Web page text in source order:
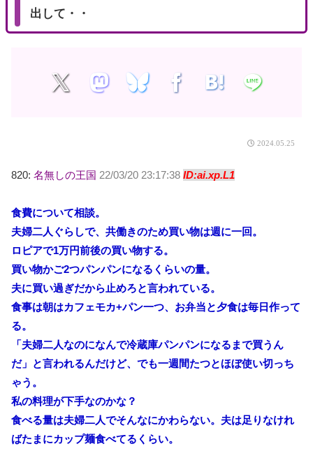
出して・・
2024.05.25
820: 名無しの王国 22/03/20 23:17:38 ID:ai.xp.L1
食費について相談。
夫婦二人ぐらしで、共働きのため買い物は週に一回。
ロピアで1万円前後の買い物する。
買い物かご2つパンパンになるくらいの量。
夫に買い過ぎだから止めろと言われている。
食事は朝はカフェモカ+パン一つ、お弁当と夕食は毎日作って
る。
「夫婦二人なのになんで冷蔵庫パンパンになるまで買うん
だ」と言われるんだけど、でも一週間たつとほぼ使い切っち
ゃう。
私の料理が下手なのかな？
食べる量は夫婦二人でそんなにかわらない。夫は足りなけれ
ばたまにカップ麺食べてるくらい。